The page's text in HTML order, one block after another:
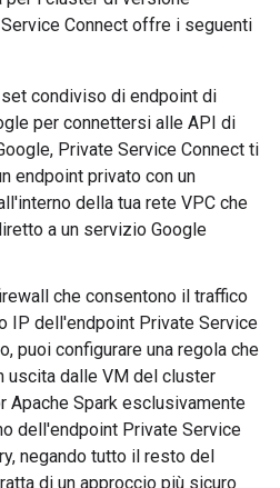
Connect offre i seguenti
condiviso di endpoint di
per connettersi alle API di
Private Service Connect ti
endpoint privato con un
della tua rete VPC che
a un servizio Google
che consentono il traffico
IP dell'endpoint Private Service
puoi configurare una regola che
uscita dalle VM del cluster
Apache Spark esclusivamente
dell'endpoint Private Service
negando tutto il resto del
di un approccio più sicuro